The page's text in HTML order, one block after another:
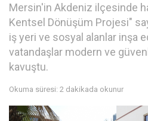
Mersin'in Akdeniz ilçesinde
Kentsel Dönüşüm Projesi"
iş yeri ve sosyal alanlar inşa
vatandaşlar modern ve
kavuştu.
Okuma süresi: 2 dakikada okunur